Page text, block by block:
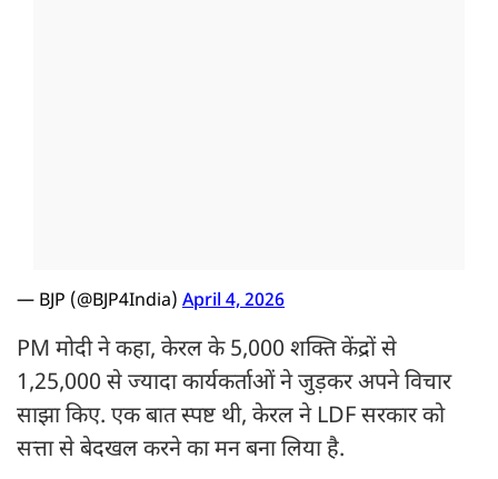
— BJP (@BJP4India) April 4, 2026
PM मोदी ने कहा, केरल के 5,000 शक्ति केंद्रों से
1,25,000 से ज्यादा कार्यकर्ताओं ने जुड़कर अपने विचार
साझा किए. एक बात स्पष्ट थी, केरल ने LDF सरकार को
सत्ता से बेदखल करने का मन बना लिया है.